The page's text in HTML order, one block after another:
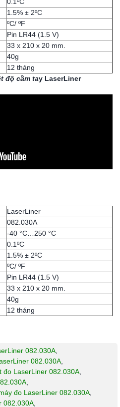
1.5% ± 2ºC
ºC/ ºF
Pin LR44 (1.5 V)
33 x 210 x 20 mm.
40g
12 tháng
độ cầm tay LaserLiner
LaserLiner
082.030A
-40 °C…250 °C
0.1ºC
1.5% ± 2ºC
ºC/ ºF
Pin LR44 (1.5 V)
33 x 210 x 20 mm.
40g
12 tháng
082.030A
082.030A
đo LaserLiner 082.030A
đo LaserLiner 082.030A
082.030A